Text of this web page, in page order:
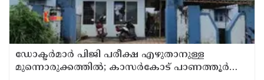
ഡോക്ടര്‍മാര്‍ പിജി പരീക്ഷ എഴുതാനുള്ള
മുന്നൊരുക്കത്തില്‍; കാസര്‍കോട് പാണത്തൂര്‍